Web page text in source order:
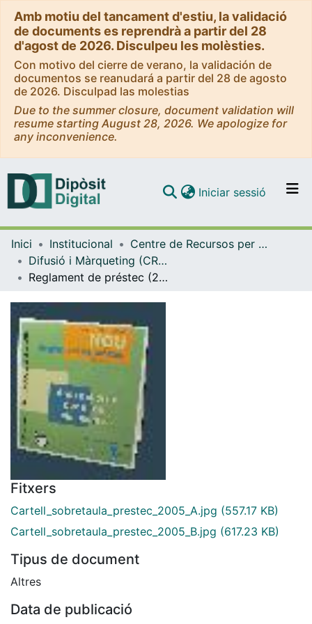
Amb motiu del tancament d'estiu, la validació
de documents es reprendrà a partir del 28
d'agost de 2026. Disculpeu les molèsties.
Con motivo del cierre de verano, la validación de
documentos se reanudará a partir del 28 de agosto
de 2026. Disculpad las molestias
Due to the summer closure, document validation will
resume starting August 28, 2026. We apologize for
any inconvenience.
Navega per tot el DD
Com publicar
Contacte
Iniciar sessió (current)
Inici Institucional
Centre de Recursos per a l'Aprenentatge i la Investigació (CRAI-UB) - Institucional
Difusió i Màrqueting (CRAI-UB)
Reglament de préstec (2005)
Fitxers
Cartell_sobretaula_prestec_2005_A.jpg (557.17 KB)
Cartell_sobretaula_prestec_2005_B.jpg (617.23 KB)
Tipus de document
Altres
Data de publicació